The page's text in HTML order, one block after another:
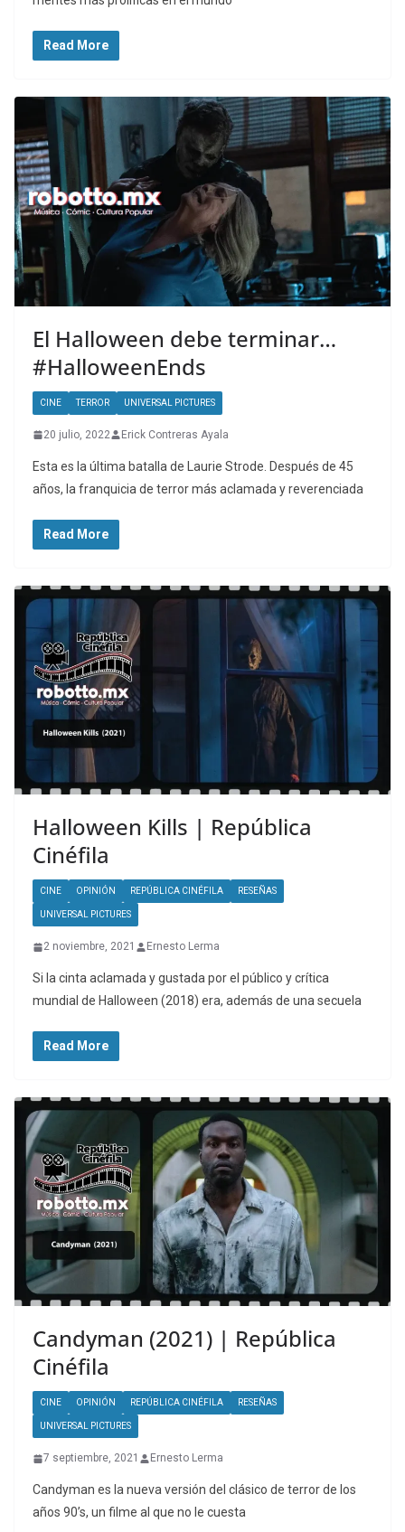
Read More
El Halloween debe terminar…
#HalloweenEnds
CINE TERROR UNIVERSAL PICTURES
20 julio, 2022 Erick Contreras Ayala
Esta es la última batalla de Laurie Strode. Después de 45
años, la franquicia de terror más aclamada y reverenciada
Read More
Halloween Kills | República
Cinéfila
CINE OPINIÓN REPÚBLICA CINÉFILA RESEÑAS
UNIVERSAL PICTURES
2 noviembre, 2021 Ernesto Lerma
Si la cinta aclamada y gustada por el público y crítica
mundial de Halloween (2018) era, además de una secuela
Read More
Candyman (2021) | República
Cinéfila
CINE OPINIÓN REPÚBLICA CINÉFILA RESEÑAS
UNIVERSAL PICTURES
7 septiembre, 2021 Ernesto Lerma
Candyman es la nueva versión del clásico de terror de los
años 90’s, un filme al que no le cuesta